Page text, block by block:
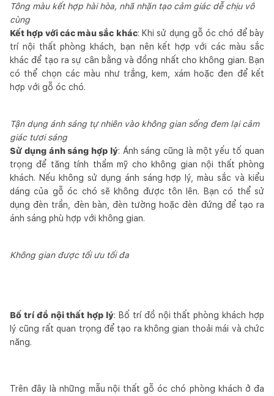
Tông màu kết hợp hài hòa, nhã nhặn tạo cảm giác dễ chịu vô
cùng
Kết hợp với các màu sắc khác: Khi sử dụng gỗ óc chó để bày
trí nội thất phòng khách, bạn nên kết hợp với các màu sắc
khác để tạo ra sự cân bằng và đồng nhất cho không gian. Bạn
có thể chọn các màu như trắng, kem, xám hoặc đen để kết
hợp với gỗ óc chó.
Tận dụng ánh sáng tự nhiên vào không gian sống đem lại cảm
giác tươi sáng
Sử dụng ánh sáng hợp lý: Ánh sáng cũng là một yếu tố quan
trọng để tăng tính thẩm mỹ cho không gian nội thất phòng
khách. Nếu không sử dụng ánh sáng hợp lý, màu sắc và kiểu
dáng của gỗ óc chó sẽ không được tôn lên. Bạn có thể sử
dụng đèn trần, đèn bàn, đèn tường hoặc đèn đứng để tạo ra
ánh sáng phù hợp với không gian.
Không gian được tối ưu tối đa
Bố trí đồ nội thất hợp lý: Bố trí đồ nội thất phòng khách hợp
lý cũng rất quan trọng để tạo ra không gian thoải mái và chức
năng.
Trên đây là những mẫu nội thất gỗ óc chó phòng khách ở đa